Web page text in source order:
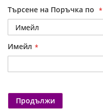
Търсене на Поръчка по
Имейл
Продължи